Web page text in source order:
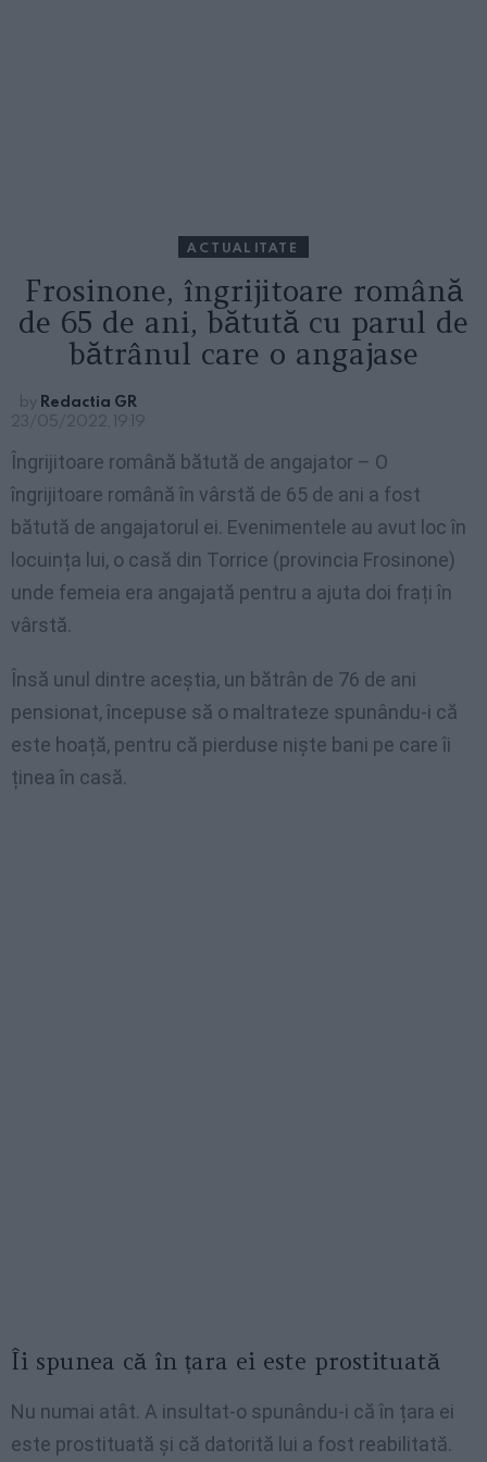
ACTUALITATE
Frosinone, îngrijitoare română
de 65 de ani, bătută cu parul de
bătrânul care o angajase
by Redactia GR
23/05/2022, 19:19
Îngrijitoare română bătută de angajator – O
îngrijitoare română în vârstă de 65 de ani a fost
bătută de angajatorul ei. Evenimentele au avut loc în
locuința lui, o casă din Torrice (provincia Frosinone)
unde femeia era angajată pentru a ajuta doi frați în
vârstă.
Însă unul dintre aceștia, un bătrân de 76 de ani
pensionat, începuse să o maltrateze spunându-i că
este hoață, pentru că pierduse niște bani pe care îi
ținea în casă.
Îi spunea că în țara ei este prostituată
Nu numai atât. A insultat-o ​​spunându-i că în țara ei
este prostituată și că datorită lui a fost reabilitată.